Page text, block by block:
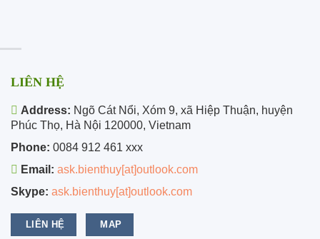
LIÊN HỆ
Address: Ngõ Cát Nổi, Xóm 9, xã Hiệp Thuận, huyện
Phúc Thọ, Hà Nội 120000, Vietnam
Phone: 0084 912 461 xxx
Email: ask.bienthuy[at]outlook.com
Skype: ask.bienthuy[at]outlook.com
LIÊN HỆ MAP